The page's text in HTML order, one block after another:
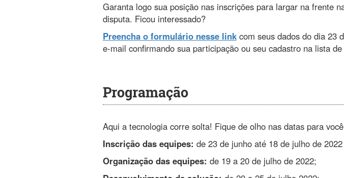
Garanta logo sua posição nas inscrições para largar na frente
disputa. Ficou interessado?
Preencha o formulário nesse linkcom seus dados do dia 23
e-mail confirmando sua participação ou seu cadastro na lista
Programação
Aqui a tecnologia corre solta! Fique de olho nas datas para
Inscrição das equipes: de 23 de junho até 18 de julho de
Organização das equipes: de 19 a 20 de julho de 2022;